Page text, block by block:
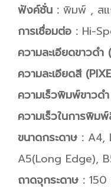
ฟังค์ชั่น : พิมพ์ , สแ
การเชื่อมต่อ : Hi-
ความละเอียดขาวดำ
ความละเอียดสี
ความเร็วพิมพ์ขาวด
ความเร็วในการพิม
ขนาดกระดาษ : A4,
A5(Long Edge),
ถาดจุกระดาษ : 150